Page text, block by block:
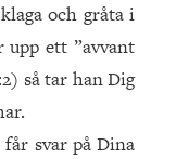
och gråta i
ett ”avvant
så tar han Dig
svar på Dina